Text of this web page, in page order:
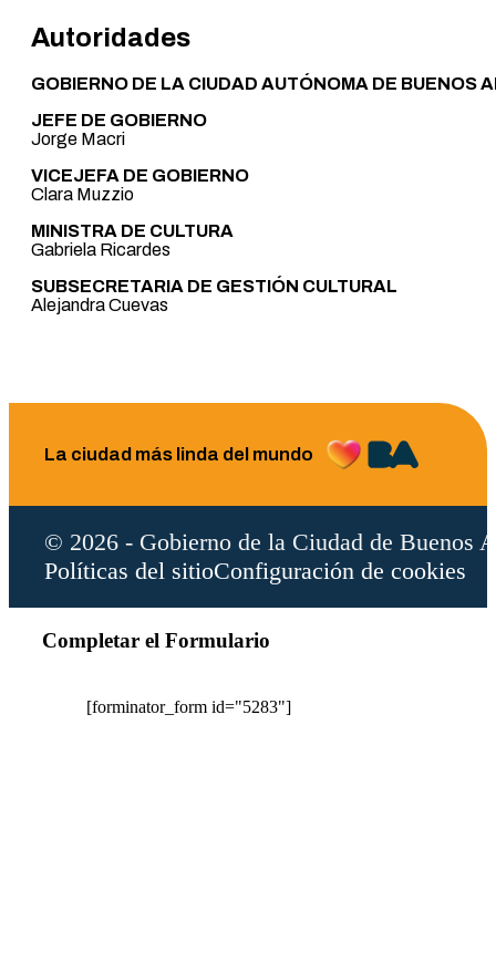
Autoridades
GOBIERNO DE LA CIUDAD AUTÓNOMA DE BUENOS
JEFE DE GOBIERNO
Jorge Macri
VICEJEFA DE GOBIERNO
Clara Muzzio
MINISTRA DE CULTURA
Gabriela Ricardes
SUBSECRETARIA DE GESTIÓN CULTURAL
Alejandra Cuevas
La ciudad más linda del mundo
© 2026 - Gobierno de la Ciudad de Buenos
Políticas del sitioConfiguración de cookies
Completar el Formulario
[forminator_form id="5283"]